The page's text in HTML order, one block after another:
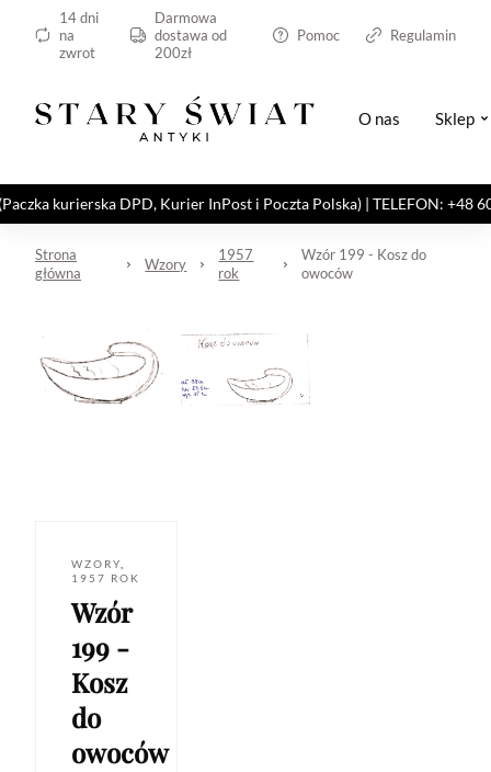
14 dni
na
zwrot
Darmowa
dostawa od
200zł
Pomoc Regulamin
O nas Sklep
kurierska DPD, Kurier InPost i Poczta Polska) | TELEFON: +48
Strona
główna
Wzory
1957
rok
Wzór 199 - Kosz do
owoców
WZORY
1957 ROK
Wzór
199 -
Kosz
do
owoców